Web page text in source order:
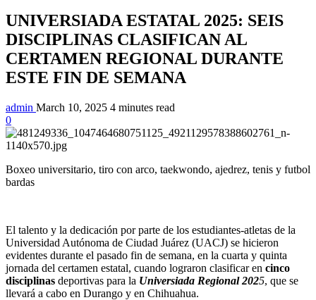
UNIVERSIADA ESTATAL 2025: SEIS
DISCIPLINAS CLASIFICAN AL
CERTAMEN REGIONAL DURANTE
ESTE FIN DE SEMANA
admin March 10, 2025 4 minutes read
0
Boxeo universitario, tiro con arco, taekwondo, ajedrez, tenis y futbol
bardas
El talento y la dedicación por parte de los estudiantes-atletas de la
Universidad Autónoma de Ciudad Juárez (UACJ) se hicieron
evidentes durante el pasado fin de semana, en la cuarta y quinta
jornada del certamen estatal, cuando lograron clasificar en cinco
disciplinas deportivas para la Universiada Regional 2025, que se
llevará a cabo en Durango y en Chihuahua.